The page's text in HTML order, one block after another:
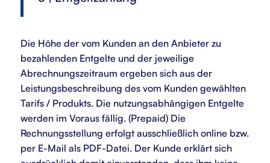
Die Höhe der vom Kunden an den Anbieter zu
bezahlenden Entgelte und der jeweilige
Abrechnungszeitraum ergeben sich aus der
Leistungsbeschreibung des vom Kunden gewählten
Tarifs / Produkts. Die nutzungsabhängigen Entgelte
werden im Voraus fällig. (Prepaid) Die
Rechnungsstellung erfolgt ausschließlich online bzw.
per E-Mail als PDF-Datei. Der Kunde erklärt sich